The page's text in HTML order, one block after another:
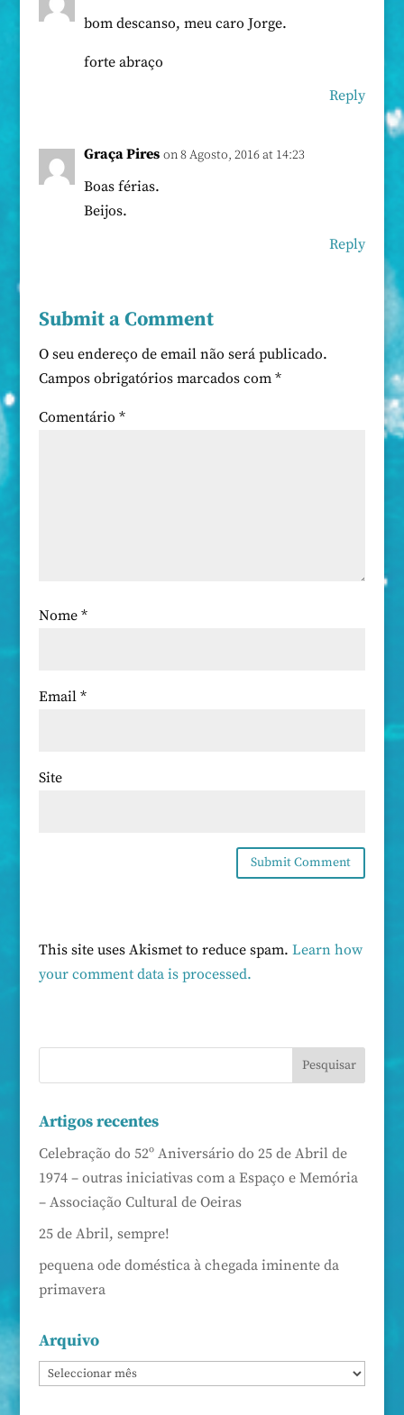
bom descanso, meu caro Jorge.
forte abraço
Reply
Graça Pires on 8 Agosto, 2016 at 14:23
Boas férias.
Beijos.
Reply
Submit a Comment
O seu endereço de email não será publicado.
Campos obrigatórios marcados com *
Comentário *
Nome *
Email *
Site
This site uses Akismet to reduce spam. Learn how
your comment data is processed.
Artigos recentes
Celebração do 52º Aniversário do 25 de Abril de
1974 – outras iniciativas com a Espaço e Memória
– Associação Cultural de Oeiras
25 de Abril, sempre!
pequena ode doméstica à chegada iminente da
primavera
Arquivo